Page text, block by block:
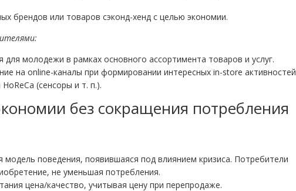
брендов или товаров сэконд-хенд с целью экономии.
молодежи в рамках основного ассортимента товаров и услуг.
на online-каналы при формировании интересных in-store активностей
(сенсоры и т. п.).
без сокращения потребления
модель поведения, появившаяся под влиянием кризиса. Потребители
не уменьшая потребления.
цена/качество, учитывая цену при перепродаже.